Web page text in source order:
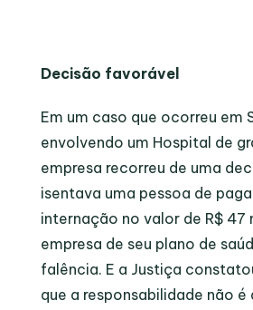
Decisão favorável
Em um caso que ocorreu em
envolvendo um Hospital de
empresa recorreu de uma
isentava uma pessoa de
internação no valor de R$ 47
empresa de seu plano de
falência. E a Justiça
que a responsabilidade não é